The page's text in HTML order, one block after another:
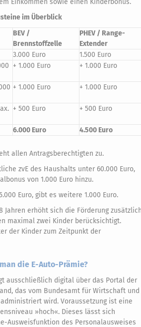
Einkommen sowie einen Kinderbonus.
im Überblick
BEV /
Brennstoffzelle
PHEV / Range-
Extender
3.000 Euro
1.500 Euro
+ 1.000 Euro + 1.000 Euro
+ 1.000 Euro + 1.000 Euro
+ 500 Euro + 500 Euro
6.000 Euro 4.500 Euro
allen Antragsberechtigten zu.
zvE des Haushalts unter 60.000 Euro,
von 1.000 Euro hinzu.
Euro, gibt es weitere 1.000 Euro.
Jahren erhöht sich die Förderung
maximal zwei Kinder berücksichtigt.
der Kinder zum Zeitpunkt der
die E-Auto-Prämie?
ausschließlich digital über das Portal der
das vom Bundesamt für Wirtschaft und
wird. Voraussetzung ist eine
»hoch«. Dieses lässt sich
Ausweisfunktion des Personalausweises